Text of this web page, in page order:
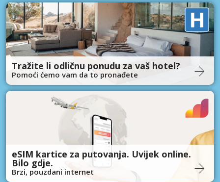
Tražite li odličnu ponudu za vaš hotel?
Pomoći ćemo vam da to pronađete
eSIM kartice za putovanja. Uvijek online.
Bilo gdje.
Brzi, pouzdani internet